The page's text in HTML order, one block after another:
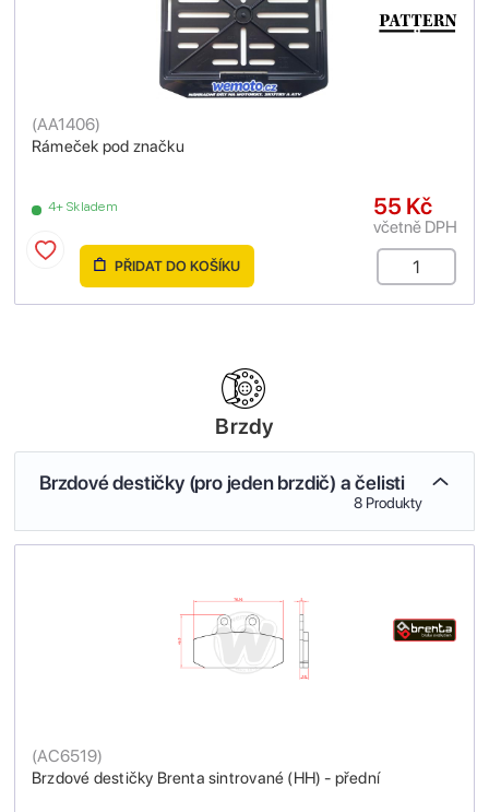
Rámeček pod značku
(AA1406)
4+ Skladem 55 Kč
včetně DPH
PŘIDAT DO KOŠÍKU
Brzdy
Brzdové destičky (pro jeden brzdič) a čelisti
8 Produkty
Brzdové destičky Brenta sintrované (HH) - přední
(AC6519)